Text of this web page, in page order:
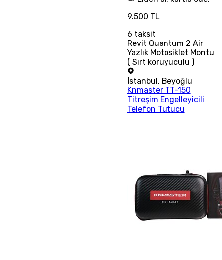
9.500 TL
6 taksit
Revit Quantum 2 Air
Yazlık Motosiklet Montu
( Sırt koruyuculu )
İstanbul , Beyoğlu
Knmaster TT-150
Titreşim Engelleyicili
Telefon Tutucu